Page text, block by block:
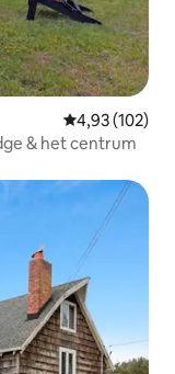
Gemiddelde
4,93 (102)
& het centrum